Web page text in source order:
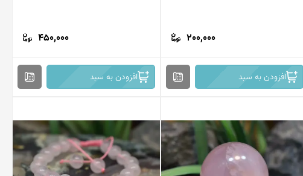
200,000
افزودن به سبد
450,000
افزودن به سبد